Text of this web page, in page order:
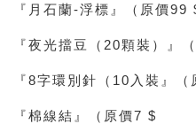
『月石蘭-浮標』（原價99
『夜光擋豆（20顆裝）』
『8字環別針（10入裝』
『棉線結』（原價7 $